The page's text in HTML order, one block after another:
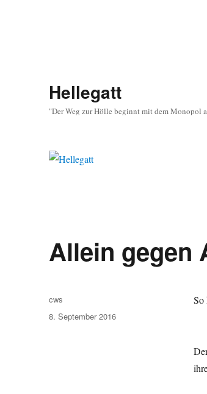
Hellegatt
"Der Weg zur Hölle beginnt mit dem Monopol
Allein gegen
So
Autor
cws
Veröffentlicht
8. September 2016